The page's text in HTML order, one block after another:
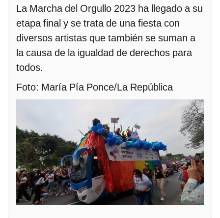
La Marcha del Orgullo 2023 ha llegado a su
etapa final y se trata de una fiesta con
diversos artistas que también se suman a
la causa de la igualdad de derechos para
todos.
Foto: María Pía Ponce/La República